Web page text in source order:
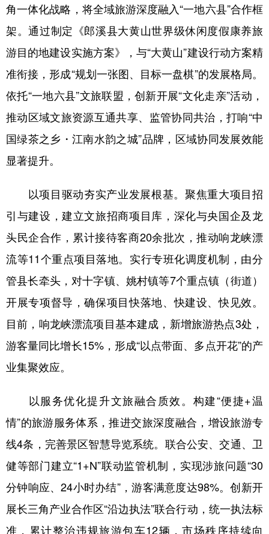
学术中国 乡村振兴 银龄 溯源中国
旅游
彩票 娱乐 时尚 悦读
公益 一带一路 亚太网 上市公司
文化产业
地方频道
北京 天津 河北 山西
辽宁 吉林 上海 江苏
浙江 安徽 福建 江西
山东 河南 湖北 湖南
四川 贵州 云南 西藏
陕西 甘肃 青海 宁夏
新疆
多语种频道
English Español Français عربى
Русский язык 日本語 한국어
Deutsch Português
角一体化战略，将全域旅游深度融入“一地六县”合作框
架。通过制定《郎溪县大黄山世界级休闲度假康养旅
游目的地建设实施方案》，与“大黄山”建设行动方案精
准衔接，形成“规划一张图、目标一盘棋”的发展格局。
依托“一地六县”文旅联盟，创新开展“文化走亲”活动，
推动区域文旅资源互通共享、监管协同共治，打响“中
国绿茶之乡・江南水韵之城”品牌，区域协同发展效能
显著提升。
以项目驱动夯实产业发展根基。聚焦重大项目招
引与建设，建立文旅招商项目库，深化与央国企及龙
头民企合作，累计接待客商20余批次，推动响龙峡漂
流等11个重点项目落地。实行专班化调度机制，由分
管县长牵头，对十字镇、姚村镇等7个重点镇（街道）
开展专项督导，确保项目快落地、快建设、快见效。
目前，响龙峡漂流项目基本建成，新增旅游热点3处，
游客量同比增长15%，形成“以点带面、多点开花”的产
业集聚效应。
以服务优化提升文旅融合质效。构建“便捷+温
情”的旅游服务体系，推进交旅深度融合，增设旅游专
线4条，完善景区智慧导览系统。联合公安、交通、卫
健等部门建立“1+N”联动监管机制，实现涉旅问题“30
分钟响应、24小时办结”，游客满意度达98%。创新开
展长三角产业合作区“沿边执法”联合行动，统一执法标
准，累计整治违规旅游包车12辆，市场秩序持续向